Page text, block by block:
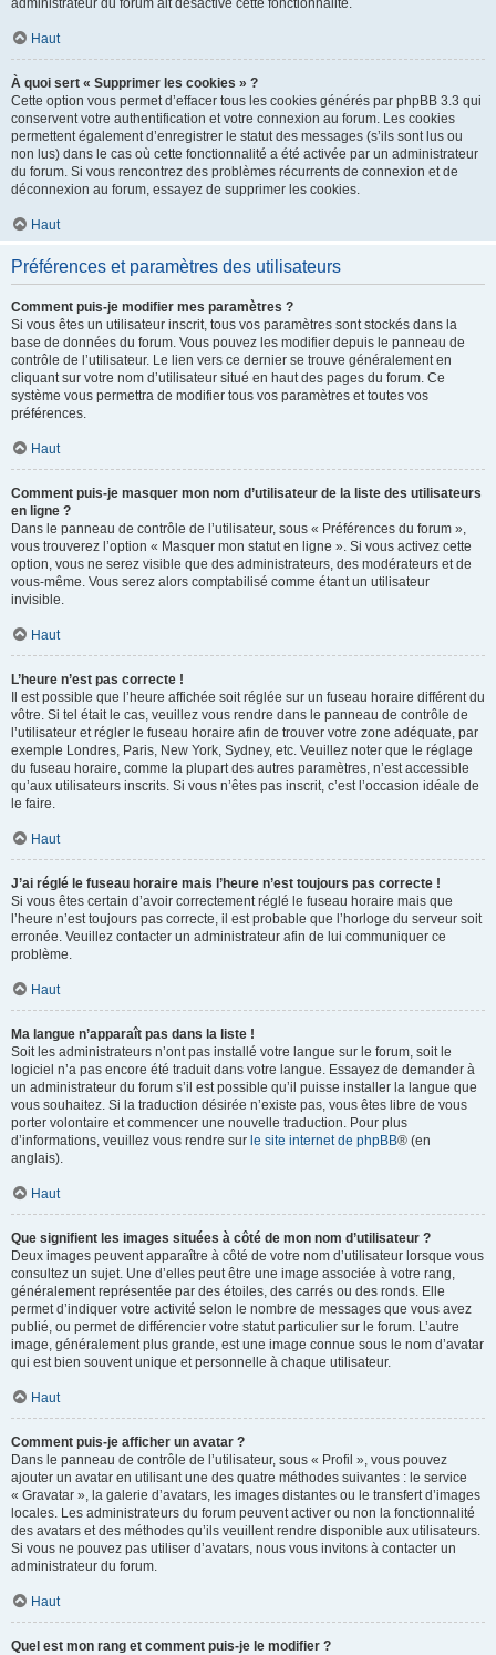
administrateur du forum ait désactivé cette fonctionnalité.
Haut
À quoi sert « Supprimer les cookies » ?
Cette option vous permet d’effacer tous les cookies générés par phpBB 3.3 qui
conservent votre authentification et votre connexion au forum. Les cookies
permettent également d’enregistrer le statut des messages (s’ils sont lus ou
non lus) dans le cas où cette fonctionnalité a été activée par un administrateur
du forum. Si vous rencontrez des problèmes récurrents de connexion et de
déconnexion au forum, essayez de supprimer les cookies.
Haut
Préférences et paramètres des utilisateurs
Comment puis-je modifier mes paramètres ?
Si vous êtes un utilisateur inscrit, tous vos paramètres sont stockés dans la
base de données du forum. Vous pouvez les modifier depuis le panneau de
contrôle de l’utilisateur. Le lien vers ce dernier se trouve généralement en
cliquant sur votre nom d’utilisateur situé en haut des pages du forum. Ce
système vous permettra de modifier tous vos paramètres et toutes vos
préférences.
Haut
Comment puis-je masquer mon nom d’utilisateur de la liste des utilisateurs
en ligne ?
Dans le panneau de contrôle de l’utilisateur, sous « Préférences du forum »,
vous trouverez l’option « Masquer mon statut en ligne ». Si vous activez cette
option, vous ne serez visible que des administrateurs, des modérateurs et de
vous-même. Vous serez alors comptabilisé comme étant un utilisateur
invisible.
Haut
L’heure n’est pas correcte !
Il est possible que l’heure affichée soit réglée sur un fuseau horaire différent du
vôtre. Si tel était le cas, veuillez vous rendre dans le panneau de contrôle de
l’utilisateur et régler le fuseau horaire afin de trouver votre zone adéquate, par
exemple Londres, Paris, New York, Sydney, etc. Veuillez noter que le réglage
du fuseau horaire, comme la plupart des autres paramètres, n’est accessible
qu’aux utilisateurs inscrits. Si vous n’êtes pas inscrit, c’est l’occasion idéale de
le faire.
Haut
J’ai réglé le fuseau horaire mais l’heure n’est toujours pas correcte !
Si vous êtes certain d’avoir correctement réglé le fuseau horaire mais que
l’heure n’est toujours pas correcte, il est probable que l’horloge du serveur soit
erronée. Veuillez contacter un administrateur afin de lui communiquer ce
problème.
Haut
Ma langue n’apparaît pas dans la liste !
Soit les administrateurs n’ont pas installé votre langue sur le forum, soit le
logiciel n’a pas encore été traduit dans votre langue. Essayez de demander à
un administrateur du forum s’il est possible qu’il puisse installer la langue que
vous souhaitez. Si la traduction désirée n’existe pas, vous êtes libre de vous
porter volontaire et commencer une nouvelle traduction. Pour plus
d’informations, veuillez vous rendre sur le site internet de phpBB® (en
anglais).
Haut
Que signifient les images situées à côté de mon nom d’utilisateur ?
Deux images peuvent apparaître à côté de votre nom d’utilisateur lorsque vous
consultez un sujet. Une d’elles peut être une image associée à votre rang,
généralement représentée par des étoiles, des carrés ou des ronds. Elle
permet d’indiquer votre activité selon le nombre de messages que vous avez
publié, ou permet de différencier votre statut particulier sur le forum. L’autre
image, généralement plus grande, est une image connue sous le nom d’avatar
qui est bien souvent unique et personnelle à chaque utilisateur.
Haut
Comment puis-je afficher un avatar ?
Dans le panneau de contrôle de l’utilisateur, sous « Profil », vous pouvez
ajouter un avatar en utilisant une des quatre méthodes suivantes : le service
« Gravatar », la galerie d’avatars, les images distantes ou le transfert d’images
locales. Les administrateurs du forum peuvent activer ou non la fonctionnalité
des avatars et des méthodes qu’ils veuillent rendre disponible aux utilisateurs.
Si vous ne pouvez pas utiliser d’avatars, nous vous invitons à contacter un
administrateur du forum.
Haut
Quel est mon rang et comment puis-je le modifier ?